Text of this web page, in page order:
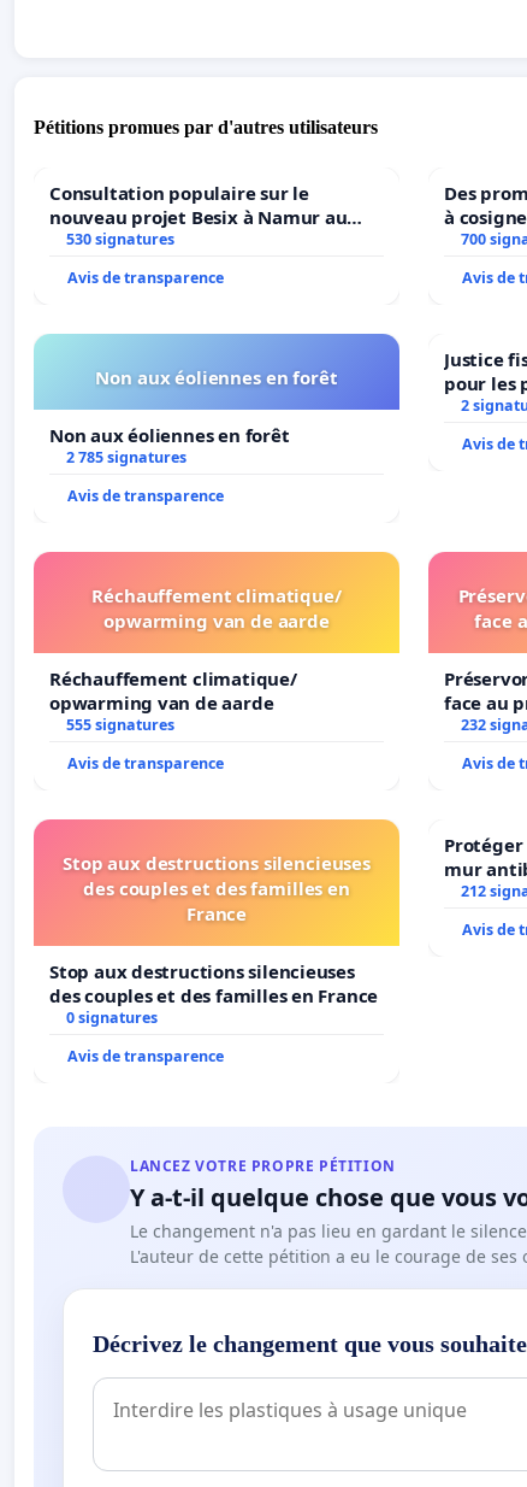
Pétitions promues par d'autres utilisateurs
Consultation populaire sur le
nouveau projet Besix à Namur au
Parc Léopold ?
530 signatures
Avis de transparence
Des
à
700
Avis de
Non aux éoliennes en forêt
Non aux éoliennes en forêt
2 785 signatures
Avis de transparence
Justice
pour les
2
Avis de
Réchauffement climatique/
opwarming van de aarde
Réchauffement climatique/
opwarming van de aarde
555 signatures
Avis de transparence
face
face au
232
Avis de
Stop aux destructions silencieuses
des couples et des familles en
France
Stop aux destructions silencieuses
des couples et des familles en France
0 signatures
Avis de transparence
Protéger
mur
212
Avis de
LANCEZ VOTRE PROPRE PÉTITION
Y a-t-il quelque chose que vous
Le changement n'a pas lieu en gardant le
L'auteur de cette pétition a eu le courage de
Décrivez le changement que vous